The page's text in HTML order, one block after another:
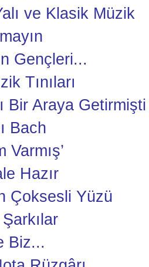
ve Klasik Müzik
Gençleri...
Tınıları
Bir Araya Getirmişti
Bach
Varmış’
Hazır
Çoksesli Yüzü
Biz...